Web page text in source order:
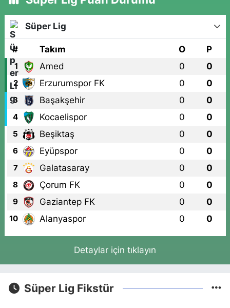
Süper Lig
# Takım O P
1 Amed 0 0
2 Erzurumspor FK 0 0
3 Başakşehir 0 0
4 Kocaelispor 0 0
5 Beşiktaş 0 0
6 Eyüpspor 0 0
7 Galatasaray 0 0
8 Çorum FK 0 0
9 Gaziantep FK 0 0
10 Alanyaspor 0 0
Detaylar için tıklayın
Süper Lig Fikstür